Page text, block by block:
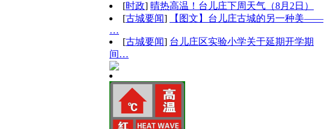
[时政] 晴热高温！台儿庄下周天气（8月2日）
[古城要闻]
【图文】台儿庄古城的另一种美——
…
[古城要闻] 台儿庄区实验小学关于延期开学期
间…